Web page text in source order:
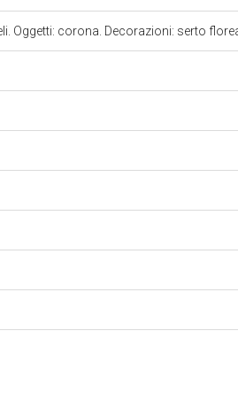
Oggetti: corona. Decorazioni: serto